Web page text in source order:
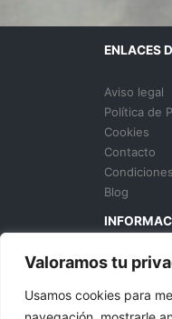
Valoramos tu
Usamos cookies para
ENLACES
Aviso legal
Política de
Cookies
Contacto
Blog
629
S.C.